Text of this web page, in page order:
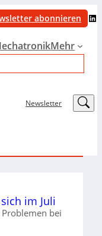
abonnieren LinkedIn
Mehr
Newsletter LinkedIn
im Juli
bei